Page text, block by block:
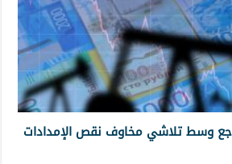
وسط تلاشي مخاوف نقص الإمدادات